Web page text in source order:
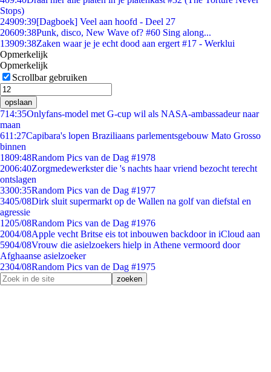
Stops)
24909:39[Dagboek] Veel aan hoofd - Deel 27
20609:38Punk, disco, New Wave of? #60 Sing along...
13909:38Zaken waar je je echt dood aan ergert #17 - Werklui
Opmerkelijk
Opmerkelijk
Scrollbar gebruiken
opslaan
714:35Onlyfans-model met G-cup wil als NASA-ambassadeur naar
maan
611:27Capibara's lopen Braziliaans parlementsgebouw Mato Grosso
binnen
1809:48Random Pics van de Dag #1978
2006:40Zorgmedewerkster die 's nachts haar vriend bezocht terecht
ontslagen
3300:35Random Pics van de Dag #1977
3405/08Dirk sluit supermarkt op de Wallen na golf van diefstal en
agressie
1205/08Random Pics van de Dag #1976
2004/08Apple vecht Britse eis tot inbouwen backdoor in iCloud aan
5904/08Vrouw die asielzoekers hielp in Athene vermoord door
Afghaanse asielzoeker
2304/08Random Pics van de Dag #1975